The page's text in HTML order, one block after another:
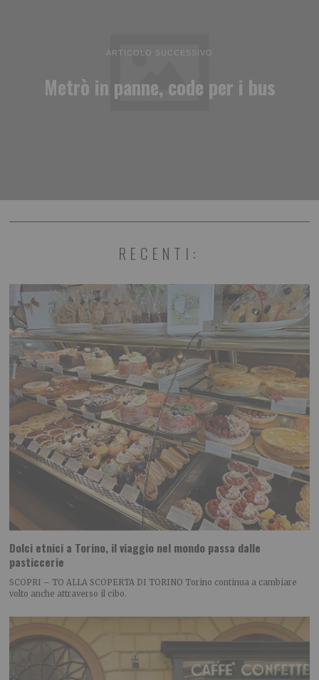
ARTICOLO SUCCESSIVO
Metrò in panne, code per i bus
RECENTI:
Dolci etnici a Torino, il viaggio nel mondo passa dalle
pasticcerie
SCOPRI – TO ALLA SCOPERTA DI TORINO Torino continua a cambiare
volto anche attraverso il cibo.